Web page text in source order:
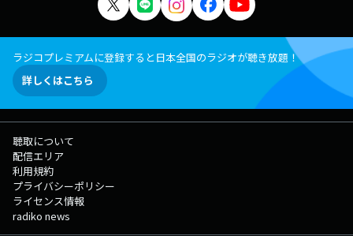
ラジコプレミアムに登録すると日本全国のラジオが聴き放題！
詳しくはこちら
聴取について
配信エリア
利用規約
プライバシーポリシー
ライセンス情報
radiko news